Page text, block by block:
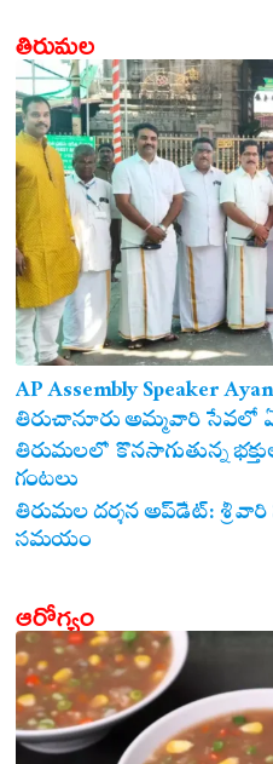
తిరుమల
AP Assembly Speaker
తిరుచానూరు అమ్మవారి సేవలో
సమేతంగా దర్శించుకున్న
తిరుమలలో కొనసాగుతున్న
గంటలు
తిరుమల దర్శన అప్‌డేట్: శ్రీవారి
సమయం
ఆరోగ్యం